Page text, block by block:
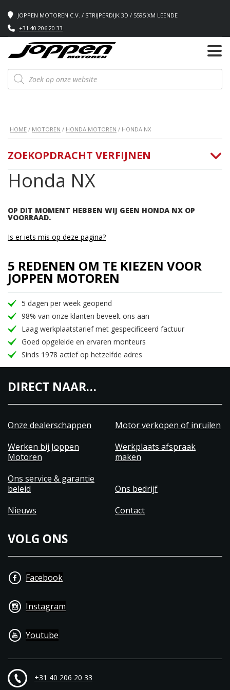
JOPPEN MOTOREN C.V. / STRIJPERDIJK 3D / 5595 XM LEENDE
+31 40 206 20 33
Producten
zoeken
HOME / MOTOREN / HONDA MOTOREN / HONDA NX
Honda NX
OP DIT MOMENT HEBBEN WIJ GEEN HONDA NX OP
VOORRAAD.
ZOEKOPDRACHT VERFIJNEN
Is er iets mis op deze pagina?
5 REDENEN OM TE KIEZEN VOOR
JOPPEN MOTOREN
5 dagen per week geopend
98% van onze klanten beveelt ons aan
Laag werkplaatstarief met gespecificeerd factuur
Goed opgeleide en ervaren monteurs
Sinds 1978 actief op hetzelfde adres
DIRECT NAAR…
Onze dealerschappen
Motor verkopen of inruilen
Werken bij Joppen
Motoren
Werkplaats afspraak
maken
Ons service & garantie
beleid
Ons bedrijf
Nieuws
Contact
VOLG ONS
Facebook
Instagram
Youtube
+31 40 206 20 33